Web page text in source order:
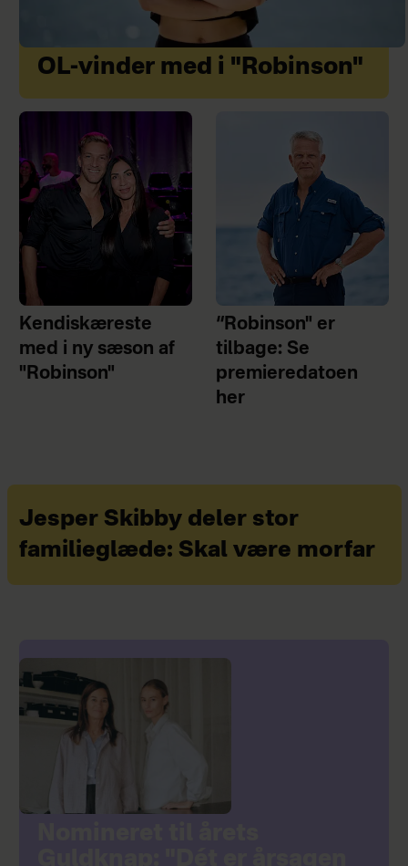
OL-vinder med i "Robinson"
Kendiskæreste
med i ny sæson af
"Robinson"
“Robinson" er
tilbage: Se
premieredatoen
her
Jesper Skibby deler stor
familieglæde: Skal være morfar